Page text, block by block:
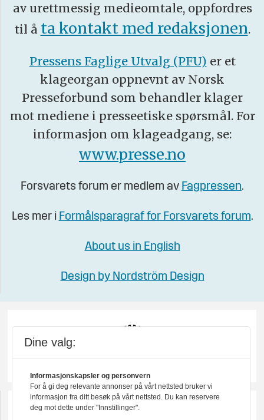
av urettmessig medieomtale, oppfordres
til å ta kontakt med redaksjonen.
Pressens Faglige Utvalg (PFU) er et
klageorgan oppnevnt av Norsk
Presseforbund som behandler klager
mot mediene i presseetiske spørsmål. For
informasjon om klageadgang, se:
www.presse.no
Forsvarets forum er medlem av Fagpressen.
Les mer i Formålsparagraf for Forsvarets forum.
About us in English
Design by Nordström Design
Dine valg:
Informasjonskapsler og personvern
For å gi deg relevante annonser på vårt nettsted bruker vi
informasjon fra ditt besøk på vårt nettsted. Du kan reservere
deg mot dette under "Innstillinger".